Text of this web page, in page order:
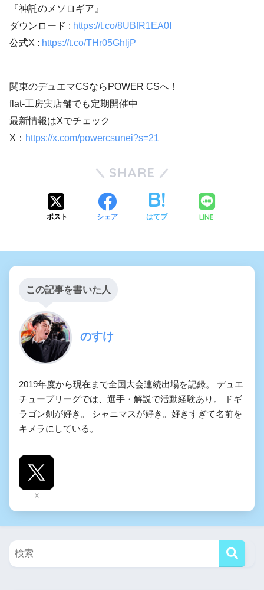
『神託のメソロギア』
ダウンロード : https://t.co/8UBfR1EA0I
公式X : https://t.co/THr05GhljP
関東のデュエマCSならPOWER CSへ！
flat-工房実店舗でも定期開催中
最新情報はXでチェック
X： https://x.com/powercsunei?s=21
SHARE
ポスト シェア はてブ LINE
この記事を書いた人
のすけ
2019年度から現在まで全国大会連続出場を記録。 デュエ
チューブリーグでは、選手・解説で活動経験あり。 ドギ
ラゴン剣が好き。 シャニマスが好き。好きすぎて名前を
キメラにしている。
X